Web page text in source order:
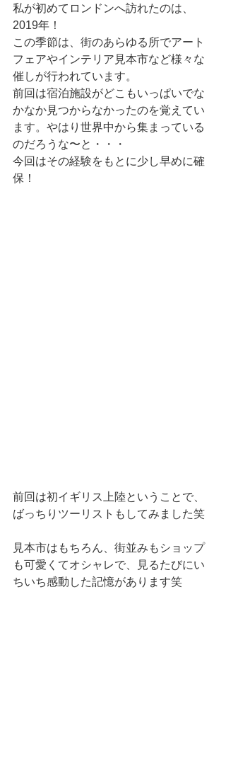
私が初めてロンドンへ訪れたのは、
2019年！
この季節は、街のあらゆる所でアート
フェアやインテリア見本市など様々な
催しが行われています。
前回は宿泊施設がどこもいっぱいでな
かなか見つからなかったのを覚えてい
ます。やはり世界中から集まっている
のだろうな〜と・・・
今回はその経験をもとに少し早めに確
保！
前回は初イギリス上陸ということで、
ばっちりツーリストもしてみました笑
見本市はもちろん、街並みもショップ
も可愛くてオシャレで、見るたびにい
ちいち感動した記憶があります笑